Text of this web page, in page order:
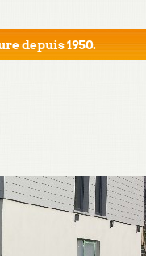
depuis 1950.